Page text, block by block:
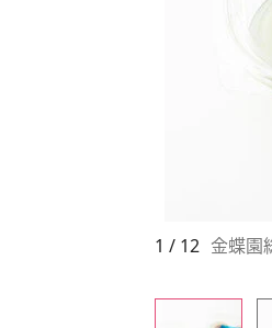
1 / 12 金蝶園